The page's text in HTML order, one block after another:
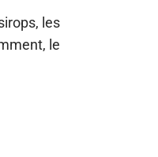
les
le